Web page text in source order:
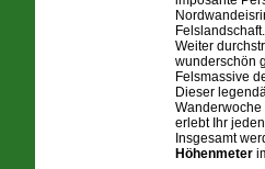
Felslandschaft.
Weiter
wunderschön
Felsmassive
Dieser
erlebt Ihr
Insgesamt
Höhenmeter